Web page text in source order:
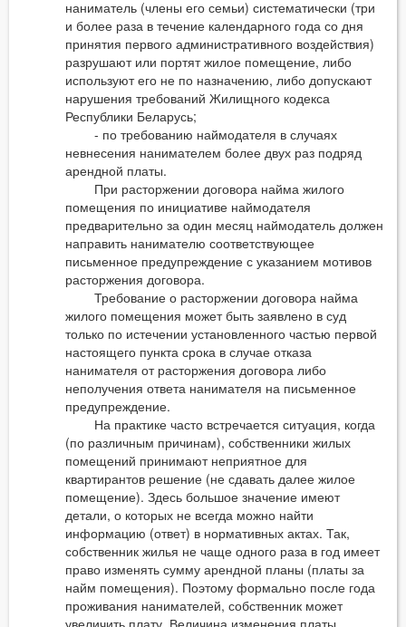
наниматель (члены его семьи) систематически (три
и более раза в течение календарного года со дня
принятия первого административного воздействия)
разрушают или портят жилое помещение, либо
используют его не по назначению, либо допускают
нарушения требований Жилищного кодекса
Республики Беларусь;
- по требованию наймодателя в случаях
невнесения нанимателем более двух раз подряд
арендной платы.
При расторжении договора найма жилого
помещения по инициативе наймодателя
предварительно за один месяц наймодатель должен
направить нанимателю соответствующее
письменное предупреждение с указанием мотивов
расторжения договора.
Требование о расторжении договора найма
жилого помещения может быть заявлено в суд
только по истечении установленного частью первой
настоящего пункта срока в случае отказа
нанимателя от расторжения договора либо
неполучения ответа нанимателя на письменное
предупреждение.
На практике часто встречается ситуация, когда
(по различным причинам), собственники жилых
помещений принимают неприятное для
квартирантов решение (не сдавать далее жилое
помещение). Здесь большое значение имеют
детали, о которых не всегда можно найти
информацию (ответ) в нормативных актах. Так,
собственник жилья не чаще одного раза в год имеет
право изменять сумму арендной планы (платы за
найм помещения). Поэтому формально после года
проживания нанимателей, собственник может
увеличить плату. Величина изменения платы